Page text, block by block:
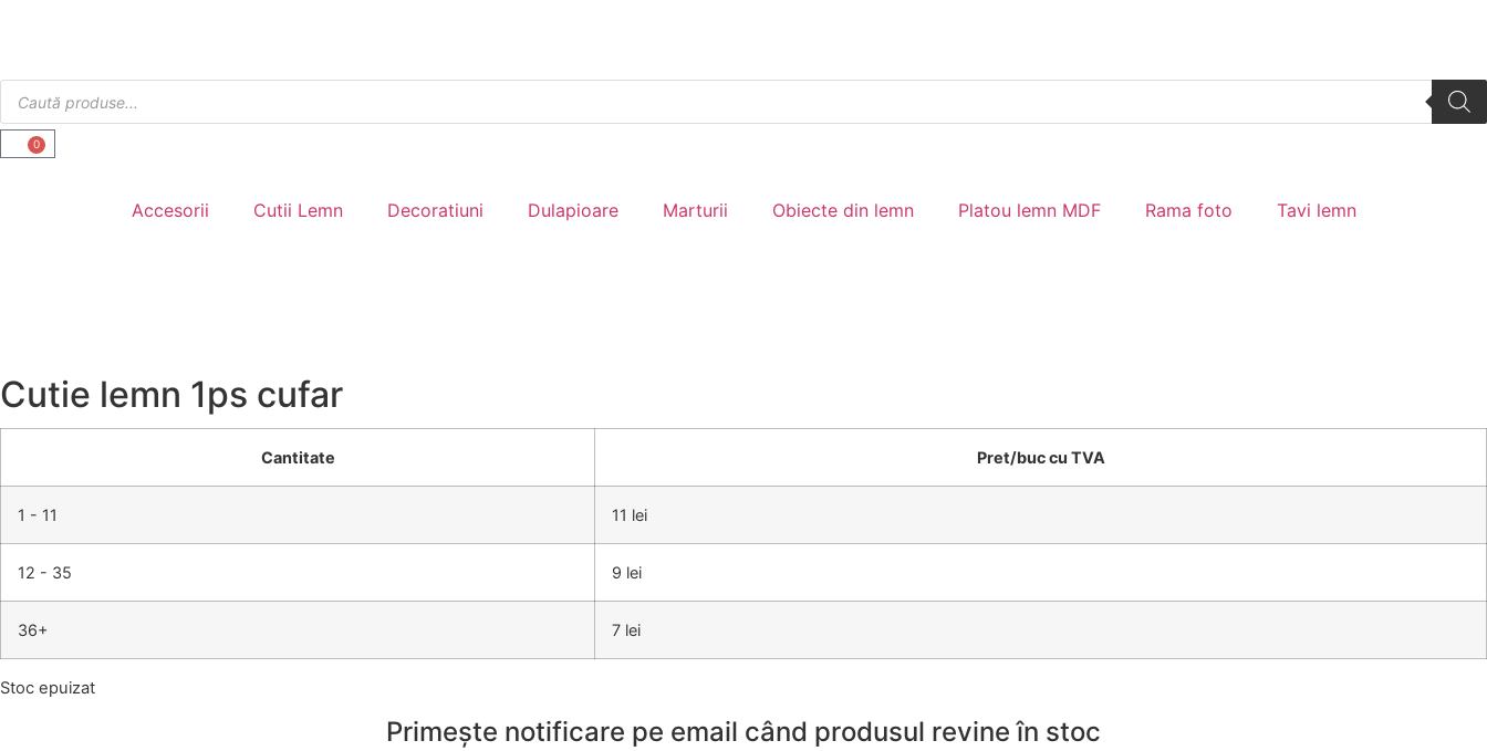
0
Accesorii Cutii Lemn Decoratiuni Dulapioare Marturii Obiecte din lemn Platou lemn MDF Rama foto Tavi lemn
Cutie lemn 1ps cufar
Cantitate Pret/buc cu TVA
1 - 11 11 lei
12 - 35 9 lei
36+ 7 lei
Stoc epuizat
Primește notificare pe email când produsul revine în stoc